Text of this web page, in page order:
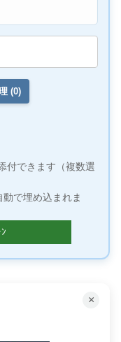
(0)
付できます（複数選
で埋め込まれま
×